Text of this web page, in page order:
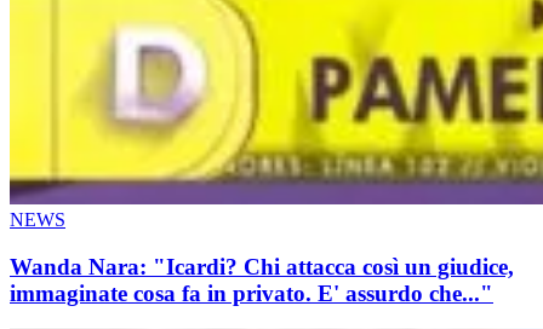
NEWS
Wanda Nara: "Icardi? Chi attacca così un giudice,
immaginate cosa fa in privato. E' assurdo che..."